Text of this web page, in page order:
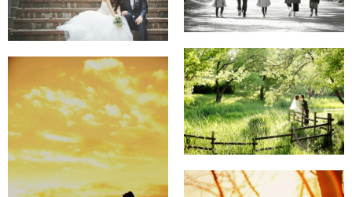
서울숲~김수민 신부님~♡
연세대학교+반포대교
데이트스냅~~♡